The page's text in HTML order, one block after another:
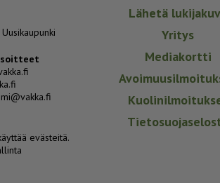
evästeitä.
Lähetä
Yritys
Mediakortti